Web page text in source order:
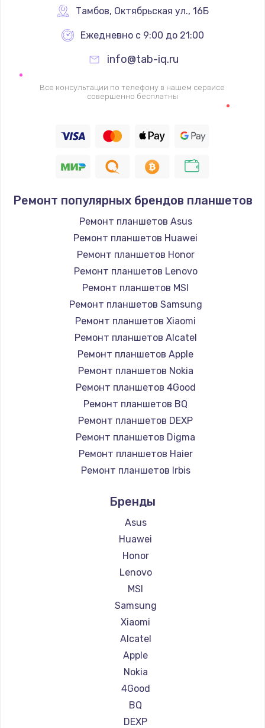
Тамбов, Октябрьская ул., 16Б
Ежедневно с 9:00 до 21:00
info@tab-iq.ru
Все консультации по телефону в нашем сервисе
совершенно бесплатны
Ремонт популярных брендов планшетов
Ремонт планшетов Asus
Ремонт планшетов Huawei
Ремонт планшетов Honor
Ремонт планшетов Lenovo
Ремонт планшетов MSI
Ремонт планшетов Samsung
Ремонт планшетов Xiaomi
Ремонт планшетов Alcatel
Ремонт планшетов Apple
Ремонт планшетов Nokia
Ремонт планшетов 4Good
Ремонт планшетов BQ
Ремонт планшетов DEXP
Ремонт планшетов Digma
Ремонт планшетов Haier
Ремонт планшетов Irbis
Ремонт планшетов Microsoft
Ремонт планшетов BlackView
Ремонт планшетов Amazon
Ремонт планшетов Aquarius
Ремонт планшетов Philips
Ремонт планшетов Dell
Ремонт планшетов HP
Ремонт планшетов Getac
Ремонт планшетов ZTE
Ремонт планшетов Google
Ремонт планшетов Navitel
Ремонт планшетов Teclast
Ремонт планшетов CHUWI
Бренды
Asus
Huawei
Honor
Lenovo
MSI
Samsung
Xiaomi
Alcatel
Apple
Nokia
4Good
BQ
DEXP